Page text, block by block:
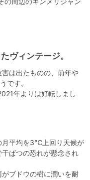
ヴィンテージ。
は出たものの、前年や
です。
年よりは好転しまし
月平均を3℃上回り天候が
ばつの恐れが懸念され
ブドウの樹に潤いを耐